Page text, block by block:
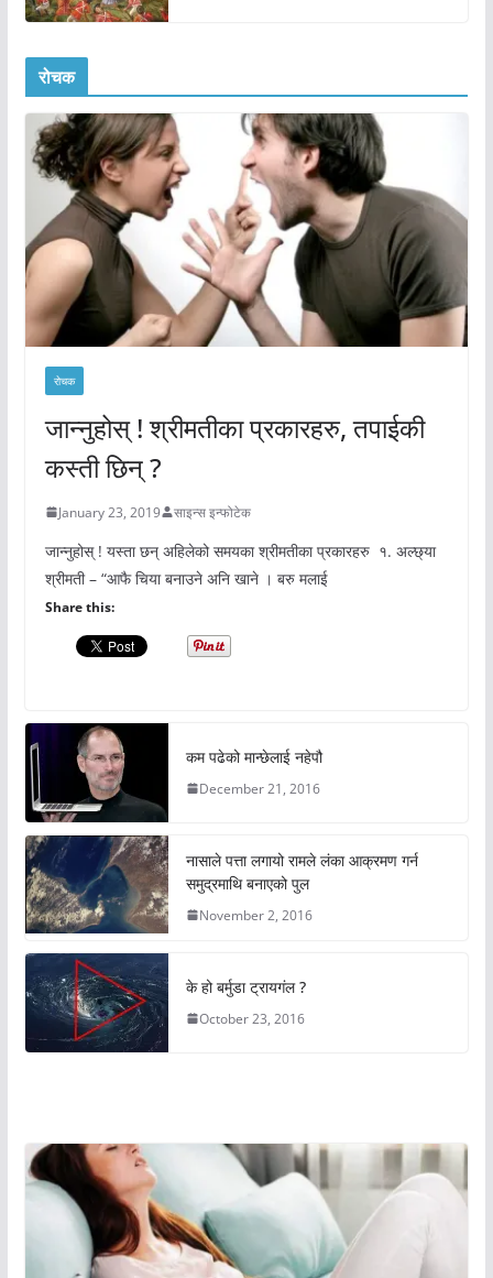
रोचक
रोचक
जान्नुहोस् ! श्रीमतीका प्रकारहरु, तपाईकी
कस्ती छिन् ?
January 23, 2019 साइन्स इन्फोटेक
जान्नुहोस् ! यस्ता छन् अहिलेको समयका श्रीमतीका प्रकारहरु १. अल्छ्या
श्रीमती – “आफै चिया बनाउने अनि खाने । बरु मलाई
Share this:
कम पढेको मान्छेलाई नहेपौ
December 21, 2016
नासाले पत्ता लगायो रामले लंका आक्रमण गर्न
समुद्रमाथि बनाएको पुल
November 2, 2016
के हो बर्मुडा ट्रायगंल ?
October 23, 2016